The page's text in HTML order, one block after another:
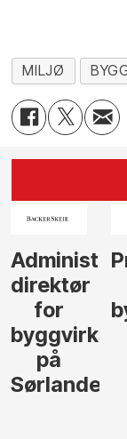
MILJØ
HR-
rådgiver